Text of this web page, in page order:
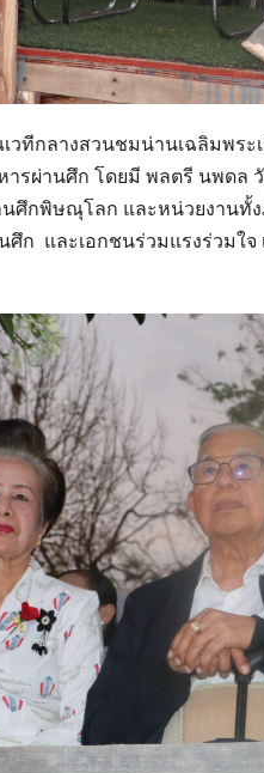
เวทีกลางสวนชมน่านเฉลิมพ
ารผ่านศึก โดยมี พลตรี นพด
ศึกพิษณุโลก และหน่วยงานทั้
ก และเอกชนร่วมแรงร่วมใ